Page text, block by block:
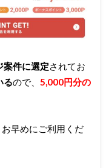
案件に選定されてお
るので、 5,000円分の
早めにご利用くだ